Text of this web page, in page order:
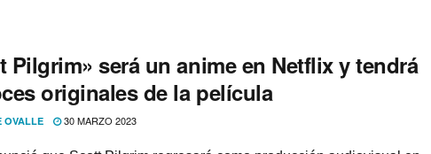
Pilgrim» será un anime en Netflix y tendrá
originales de la película
OVALLE 30 MARZO 2023